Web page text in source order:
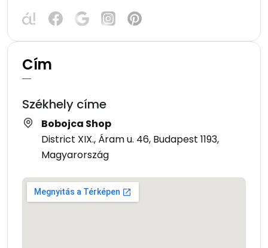
Cím
Székhely címe
Bobojca Shop
District XIX., Áram u. 46, Budapest 1193,
Magyarország